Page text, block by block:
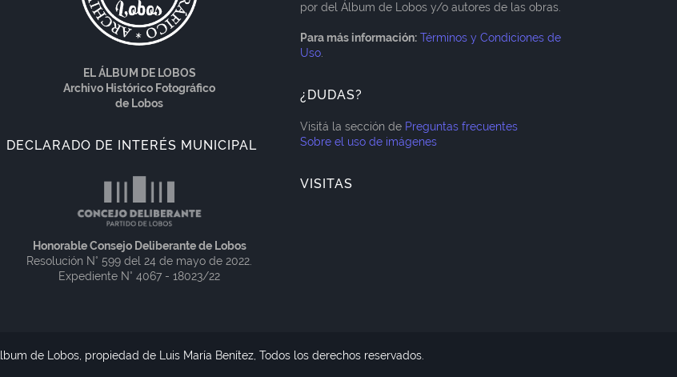
EL ÁLBUM DE LOBOS
Archivo Histórico Fotográfico
de Lobos
DECLARADO DE INTERÉS MUNICIPAL
Honorable Consejo Deliberante de Lobos
Resolución N° 599 del 24 de mayo de 2022.
Expediente N° 4067 - 18023/22
por del Álbum de Lobos y/o autores de las obras.
Para más información: Términos y Condiciones de
Uso
¿DUDAS?
Visitá la sección de Preguntas frecuentes
Sobre el uso de imágenes
VISITAS
de Lobos, propiedad de Luis María Benítez, Todos los derechos reservados.